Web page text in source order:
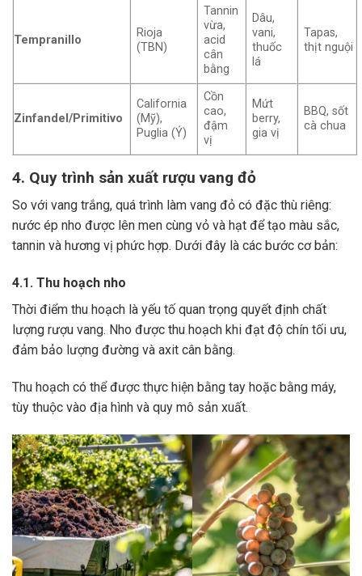
Tempranillo
Rioja
(TBN)
Tannin
vừa,
acid
cân
bằng
Dâu,
vani,
thuốc
lá
Tapas,
thịt nguội
Zinfandel/Primitivo
California
(Mỹ),
Puglia (Ý)
Cồn
cao,
đậm
vị
Mứt
berry,
gia vị
BBQ, sốt
cà chua
4. Quy trình sản xuất rượu vang đỏ
So với vang trắng, quá trình làm vang đỏ có đặc thù riêng:
nước ép nho được lên men cùng vỏ và hạt để tạo màu sắc,
tannin và hương vị phức hợp. Dưới đây là các bước cơ bản:
4.1. Thu hoạch nho
Thời điểm thu hoạch là yếu tố quan trọng quyết định chất
lượng rượu vang. Nho được thu hoạch khi đạt độ chín tối ưu,
đảm bảo lượng đường và axit cân bằng.
Thu hoạch có thể được thực hiện bằng tay hoặc bằng máy,
tùy thuộc vào địa hình và quy mô sản xuất.